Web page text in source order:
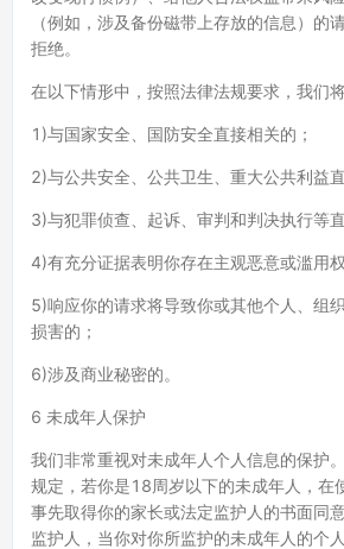
（例如，涉及备份磁带上存放的信息）的
拒绝。
在以下情形中，按照法律法规要求，我们
1)与国家安全、国防安全直接相关的；
2)与公共安全、公共卫生、重大公共利益
3)与犯罪侦查、起诉、审判和判决执行等
4)有充分证据表明你存在主观恶意或滥用
5)响应你的请求将导致你或其他个人、组
损害的；
6)涉及商业秘密的。
6 未成年人保护
我们非常重视对未成年人个人信息的保护
规定，若你是18周岁以下的未成年人，在
事先取得你的家长或法定监护人的书面同
监护人，当你对你所监护的未成年人的个